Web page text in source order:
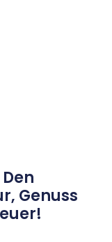
Genuss